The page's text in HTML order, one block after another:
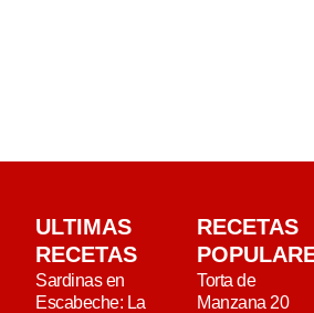
ULTIMAS
RECETAS
Sardinas en
Escabeche: La
RECETAS
Torta de
Manzana 20